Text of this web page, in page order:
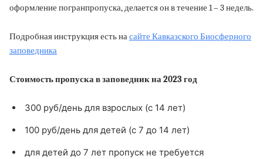
оформление погранпропуска, делается он в течение 1 – 3 недель.
Подробная инструкция есть насайте Кавказского Биосферного
заповедника
Стоимость пропуска в заповедник на 2023 год
300 руб/день для взрослых (с 14 лет)
100 руб/день для детей (с 7 до 14 лет)
для детей до 7 лет пропуск не требуется